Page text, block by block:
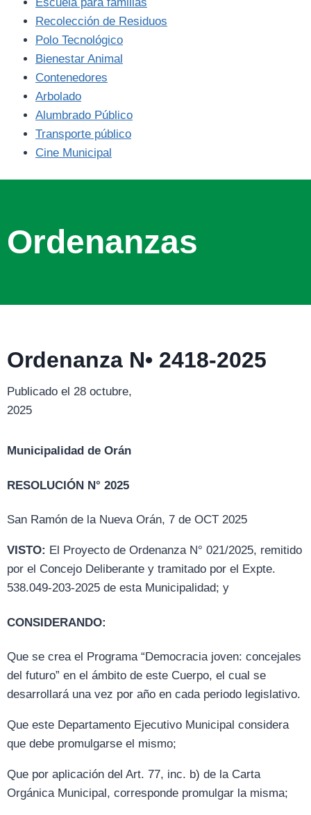
Recolección de Residuos
Polo Tecnológico
Bienestar Animal
Contenedores
Arbolado
Alumbrado Público
Transporte público
Cine Municipal
Ordenanzas
Ordenanza N• 2418-2025
Publicado el 28 octubre,
2025
Municipalidad de Orán
RESOLUCIÓN N° 2025
San Ramón de la Nueva Orán, 7 de OCT 2025
VISTO: El Proyecto de Ordenanza N° 021/2025, remitido
por el Concejo Deliberante y tramitado por el Expte.
538.049-203-2025 de esta Municipalidad; y
CONSIDERANDO:
Que se crea el Programa “Democracia joven: concejales
del futuro” en el ámbito de este Cuerpo, el cual se
desarrollará una vez por año en cada periodo legislativo.
Que este Departamento Ejecutivo Municipal considera
que debe promulgarse el mismo;
Que por aplicación del Art. 77, inc. b) de la Carta
Orgánica Municipal, corresponde promulgar la misma;